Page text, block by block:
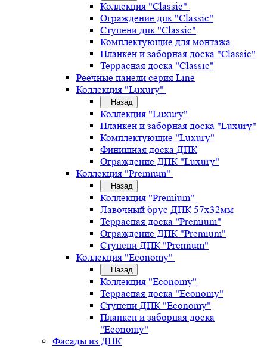
Коллекция "Classic"
Ограждение дпк "Classic"
Ступени дпк "Classic"
Комплектующие для монтажа
Планкен и заборная доска "Classic"
Террасная доска "Classic"
Реечные панели серия Line
Коллекция "Luxury"
Назад
Коллекция "Luxury"
Планкен и заборная доска "Luxury"
Комплектующие "Luxury"
Финишная доска ДПК
Ограждение ДПК "Luxury"
Коллекция "Premium"
Назад
Коллекция "Premium"
Лавочный брус ДПК 57х32мм
Террасная доска "Premium"
Ограждение ДПК "Premium"
Ступени ДПК "Premium"
Коллекция "Economy"
Назад
Коллекция "Economy"
Террасная доска "Economy"
Ступени ДПК "Economy"
Планкен и заборная доска
"Economy"
Фасады из ДПК